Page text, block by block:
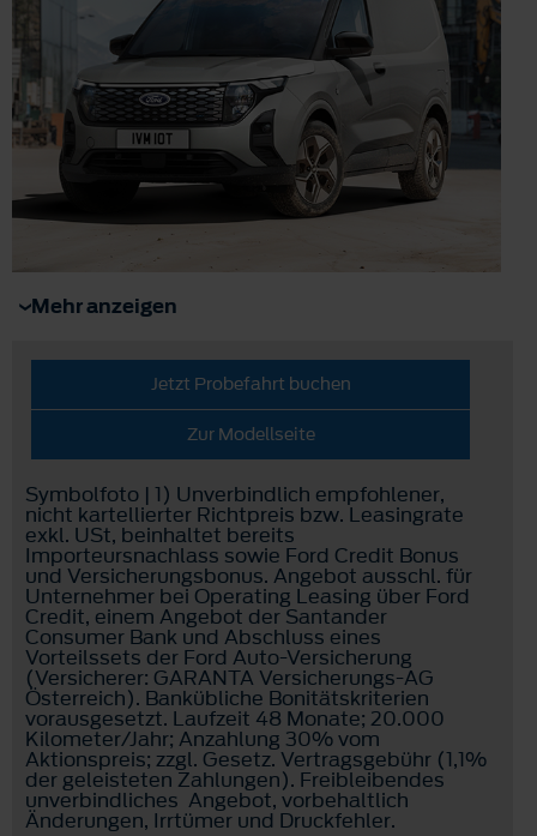
Mehr anzeigen
Jetzt Probefahrt buchen
Zur Modellseite
Symbolfoto | 1) Unverbindlich empfohlener,
nicht kartellierter Richtpreis bzw. Leasingrate
exkl. USt, beinhaltet bereits
Importeursnachlass sowie Ford Credit Bonus
und Versicherungsbonus. Angebot ausschl. für
Unternehmer bei Operating Leasing über Ford
Credit, einem Angebot der Santander
Consumer Bank und Abschluss eines
Vorteilssets der Ford Auto-Versicherung
(Versicherer: GARANTA Versicherungs-AG
Österreich). Bankübliche Bonitätskriterien
vorausgesetzt. Laufzeit 48 Monate; 20.000
Kilometer/Jahr; Anzahlung 30% vom
Aktionspreis; zzgl. Gesetz. Vertragsgebühr (1,1%
der geleisteten Zahlungen). Freibleibendes
unverbindliches Angebot, vorbehaltlich
Änderungen, Irrtümer und Druckfehler.